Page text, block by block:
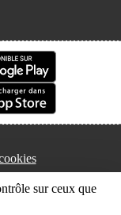
sur ceux que